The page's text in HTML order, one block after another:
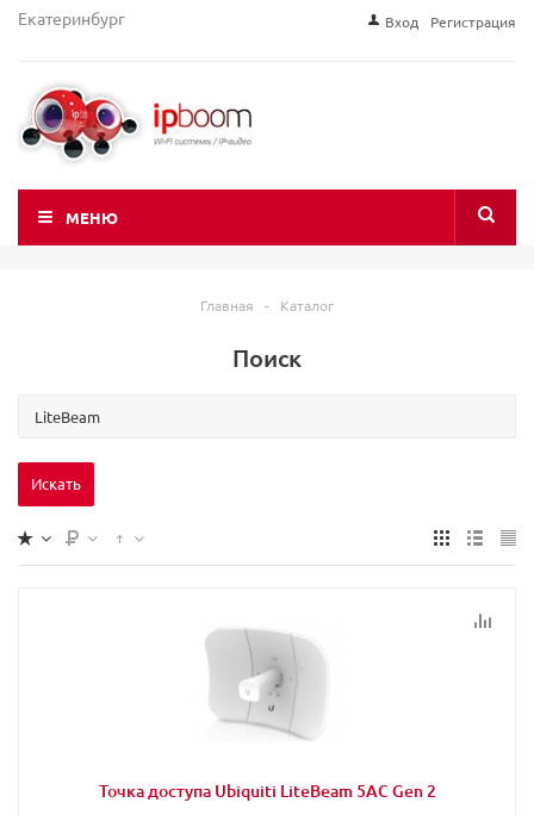
Екатеринбург Вход Регистрация
МЕНЮ
Главная - Каталог
Поиск
Точка доступа Ubiquiti LiteBeam 5AC Gen 2